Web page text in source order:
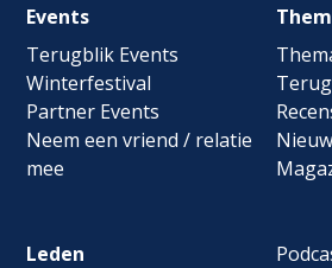
Footer
navigation
Events
Terugblik Events
Winterfestival
Partner Events
Neem een vriend / relatie
mee
Leden